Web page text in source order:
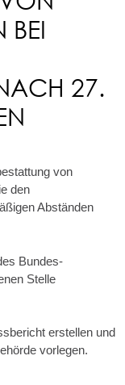
BEI
27.
von
den
Abständen
Bundes-
Stelle
erstellen und
vorlegen.